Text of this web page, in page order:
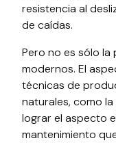
resistencia al
de caídas.
Pero no es sólo
modernos. El
técnicas de
naturales, como
lograr el aspecto
mantenimiento